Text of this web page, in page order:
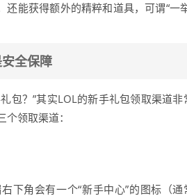
能获得额外的精粹和道具，可谓“一
全保障
包？”其实LOL的新手礼包领取渠道
领取渠道：
下角会有一个“新手中心”的图标（通